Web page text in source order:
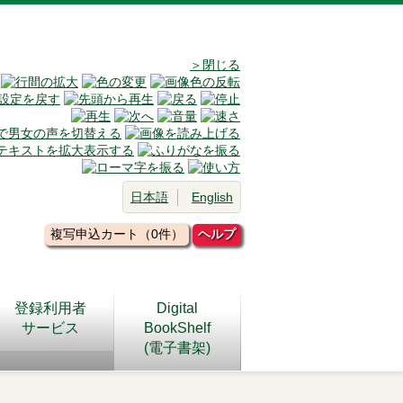
＞閉じる
日本語 English
複写申込カート（0件） ヘルプ
登録利用者
サービス
Digital
BookShelf
(電子書架)